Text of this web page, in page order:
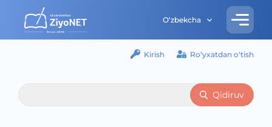
O‘zbekcha
Kirish Ro‘yxatdan o‘tish
Qidiruv